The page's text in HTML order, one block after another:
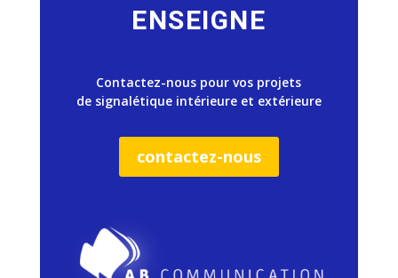
ENSEIGNE
Contactez-nous pour vos projets
de signalétique intérieure et extérieure
contactez-nous